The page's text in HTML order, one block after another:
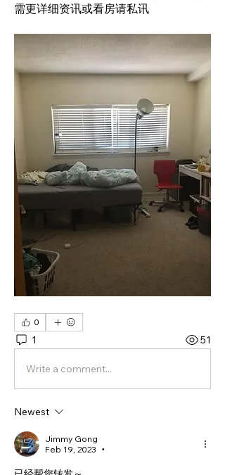
需更详细资讯或看房请私讯
0
1 51
Write a comment...
Newest
Jimmy Gong
Feb 19, 2023
•